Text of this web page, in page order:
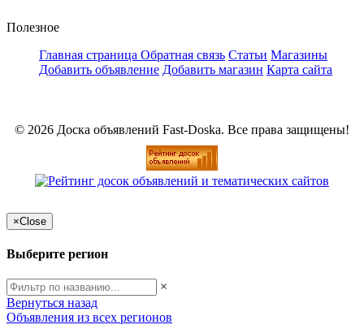
Полезное
Главная страница Обратная связь Статьи Магазины
Добавить объявление Добавить магазин Карта сайта
© 2026 Доска объявлений Fast-Doska. Все права защищены!
×Close
Выберите регион
×
Вернуться назад
Объявления из всех регионов